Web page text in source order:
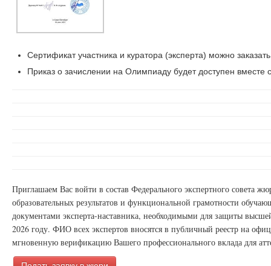
Сертификат участника и куратора (эксперта) можно
Приказ о зачислении на Олимпиаду будет доступен вместе
Приглашаем Вас войти в состав Федерального экспертного совета
образовательных результатов и функциональной грамотности
документами эксперта-наставника, необходимыми для защиты
2026 году. ФИО всех экспертов вносятся в публичный реестр на
мгновенную верификацию Вашего профессионального вклада для